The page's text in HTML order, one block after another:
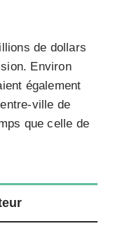
de dollars
Environ
également
ville de
que celle de